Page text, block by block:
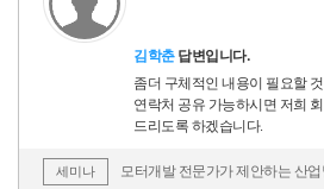
김학춘답변입니다.
좀더 구체적인 내용이 필요할
연락처 공유 가능하시면 저희
드리도록 하겠습니다.
세미나
모터개발 전문가가 제안하는 산